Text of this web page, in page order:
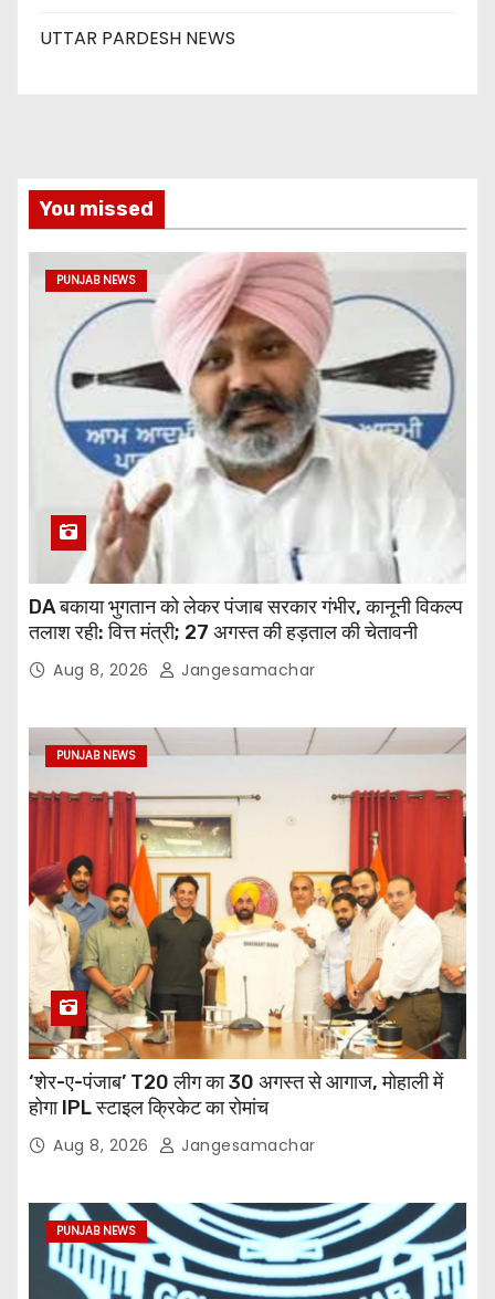
UTTAR PARDESH NEWS
You missed
PUNJAB NEWS
DA बकाया भुगतान को लेकर पंजाब सरकार गंभीर, कानूनी विकल्प
तलाश रही: वित्त मंत्री; 27 अगस्त की हड़ताल की चेतावनी
Aug 8, 2026 Jangesamachar
PUNJAB NEWS
‘शेर-ए-पंजाब’ T20 लीग का 30 अगस्त से आगाज, मोहाली में
होगा IPL स्टाइल क्रिकेट का रोमांच
Aug 8, 2026 Jangesamachar
PUNJAB NEWS